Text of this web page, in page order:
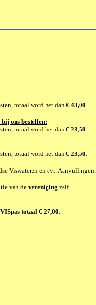
totaal word het dan € 43,00.
bij ons bestellen:
totaal word het dan € 23,50.
totaal word het dan € 23,50.
Viswateren en evt. Aanvullingen.
van de vereniging zelf.
totaal € 27,00.